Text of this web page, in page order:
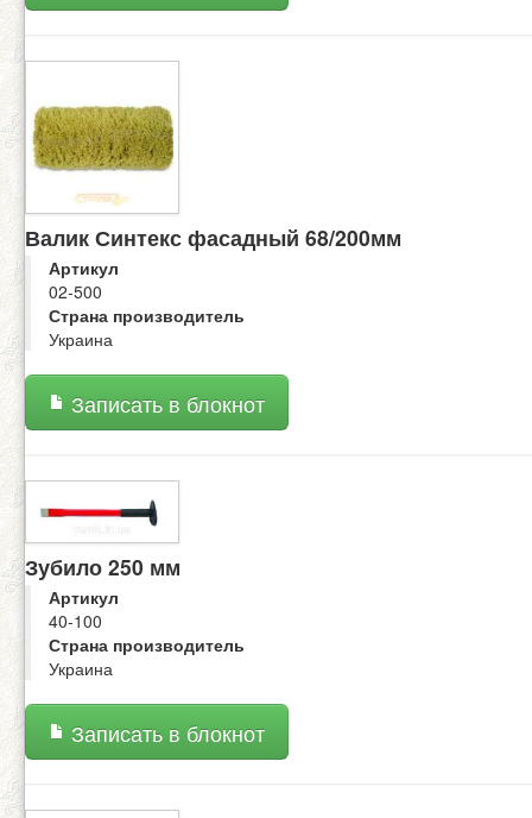
Валик Синтекс фасадный 68/200мм
Артикул
02-500
Страна производитель
Украина
Записать в блокнот
Зубило 250 мм
Артикул
40-100
Страна производитель
Украина
Записать в блокнот